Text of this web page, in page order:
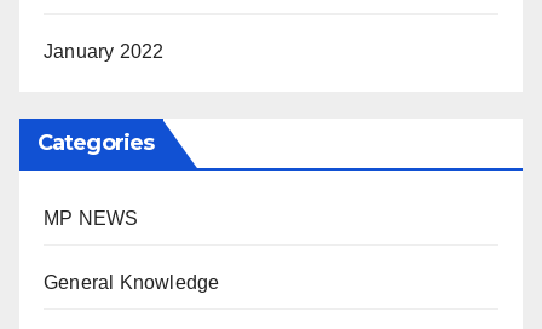
January 2022
Categories
MP NEWS
General Knowledge